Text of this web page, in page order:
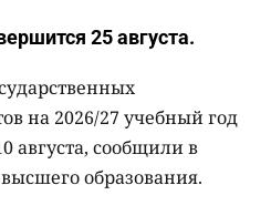
25 августа.
на 2026/27 учебный год
августа, сообщили в
образования.